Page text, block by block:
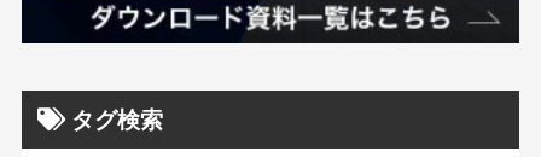
タグ検索